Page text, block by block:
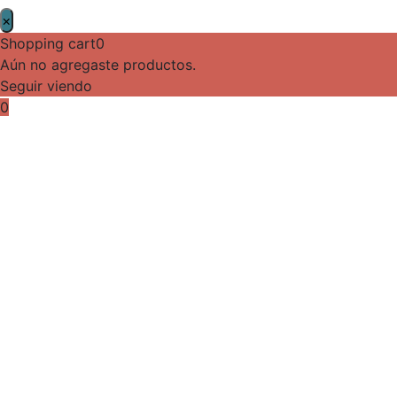
×
Shopping cart0
Aún no agregaste productos.
Seguir viendo
0